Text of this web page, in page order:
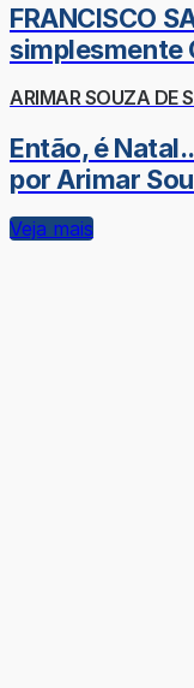
FRANCISCO
simplesmente
ARIMAR SOUZA DE
Então, é
por Arimar
Veja mais